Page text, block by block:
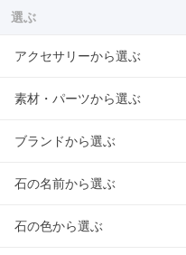
選ぶ
アクセサリーから選ぶ
素材・パーツから選ぶ
ブランドから選ぶ
石の名前から選ぶ
石の色から選ぶ